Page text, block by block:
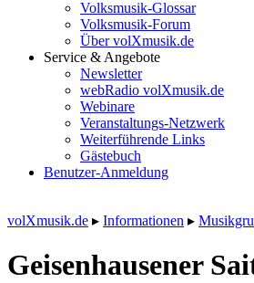
Volksmusik-Glossar
Volksmusik-Forum
Über volXmusik.de
Service & Angebote
Newsletter
webRadio volXmusik.de
Webinare
Veranstaltungs-Netzwerk
Weiterführende Links
Gästebuch
Benutzer-Anmeldung
volXmusik.de ▸ Informationen ▸
Geisenhausener